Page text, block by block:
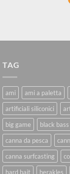
TAG
ami ami a paletta
artificiali siliconici
big game
black bass
canna da pesca
canna surfcasting
hard bait
herakles